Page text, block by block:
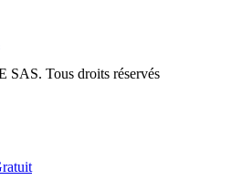
Tous droits réservés